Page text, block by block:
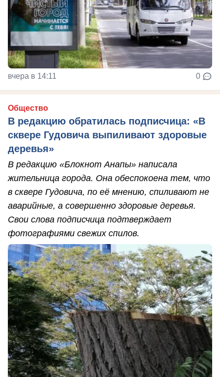
вчера в 14:11 0
Общество
В редакцию обратилась подписчица: «В
сквере Гудовича выпиливают здоровые
деревья»
В редакцию «Блокнот Анапы» написала
жительница города. Она обеспокоена тем, что
в сквере Гудовича, по её мнению, спиливают не
аварийные, а совершенно здоровые деревья.
Свои слова подписчица подтверждает
фотографиями свежих спилов.